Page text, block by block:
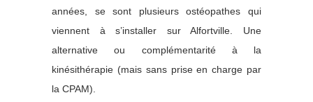
années, se sont plusieurs ostéopathes qui
viennent à s’installer sur Alfortville. Une
alternative ou complémentarité à la
kinésithérapie (mais sans prise en charge par
la CPAM).